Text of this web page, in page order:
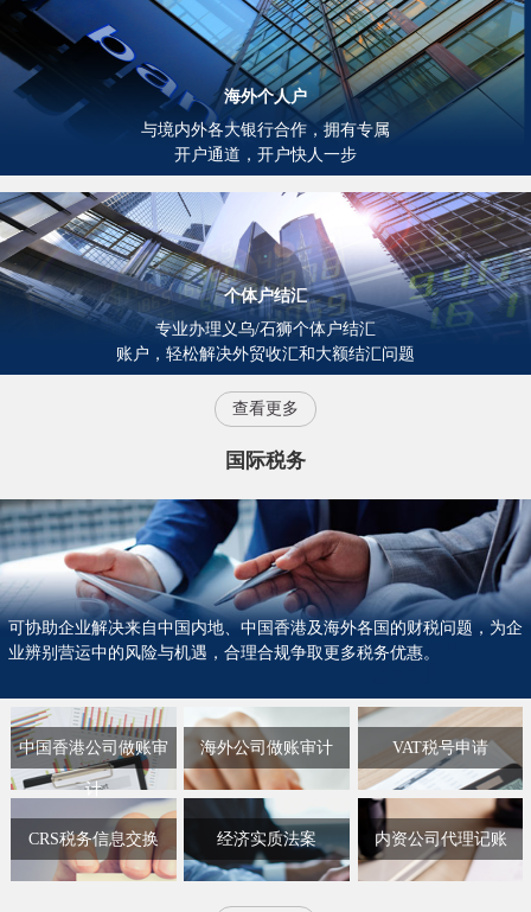
海外个人户
与境内外各大银行合作，拥有专属
开户通道，开户快人一步
个体户结汇
专业办理义乌/石狮个体户结汇
账户，轻松解决外贸收汇和大额结汇问题
查看更多
国际税务
可协助企业解决来自中国内地、中国香港及海外各国的财税问题，为企
业辨别营运中的风险与机遇，合理合规争取更多税务优惠。
中国香港公司做账审
计
海外公司做账审计 VAT税号申请
CRS税务信息交换 经济实质法案 内资公司代理记账